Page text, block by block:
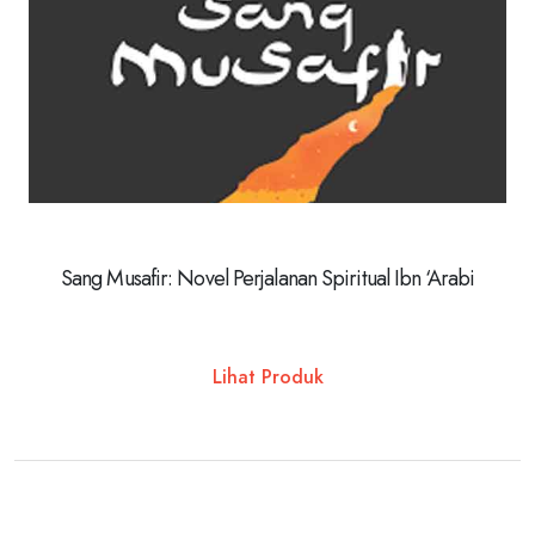
Sang Musafir: Novel Perjalanan Spiritual Ibn ‘Arabi
Lihat Produk